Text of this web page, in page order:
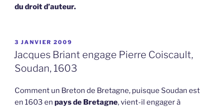
du droit d’auteur.
PUBLIÉ
LE
3 JANVIER 2009
Jacques Briant engage Pierre Coiscault,
Soudan, 1603
Comment un Breton de Bretagne, puisque Soudan est
en 1603 en pays de Bretagne, vient-il engager à